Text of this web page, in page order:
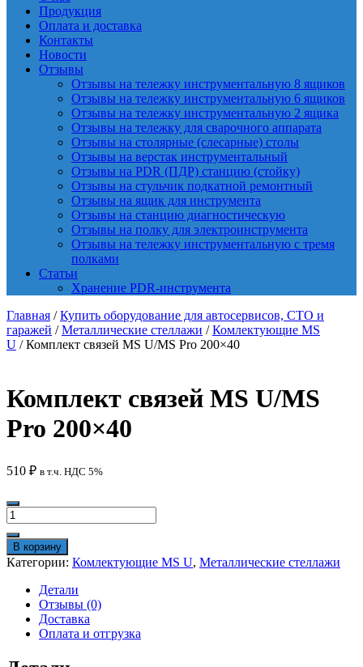
Продукция
Оплата и доставка
Контакты
Новости
Отзывы
Отзывы на тележку инструментальную 8 ящиков
Отзывы на тележку инструментальную 6 ящиков
Отзывы на тележку инструментальную 2 ящика
Отзывы на тележку для сварочного аппарата
Отзывы на столярные (слесарные) столы
Отзывы на верстак инструментальный
Отзывы на PDR (ПДР) станцию (стойку)
Отзывы на стульчик подкатной ремонтный
Отзывы на ящик для инструмента
Отзывы на станцию диагностическую
Отзывы на полку для электроинструмента
Отзывы на тележку инструментальную с тремя
полками
Статьи
Хранение PDR-инструмента
Главная /Купить оборудование для автосервисов, СТО и
гаражей /Металлические стеллажи /Комлектующие MS
U / Комплект связей MS U/MS Pro 200×40
Комплект связей MS U/MS
Pro 200×40
510 ₽ в т.ч. НДС 5%
Количество
товара
Комплект
связей
MS
U/MS
200x40
В корзину
Категории: Комлектующие MS U, Металлические стеллажи
Детали
Отзывы (0)
Доставка
Оплата и отгрузка